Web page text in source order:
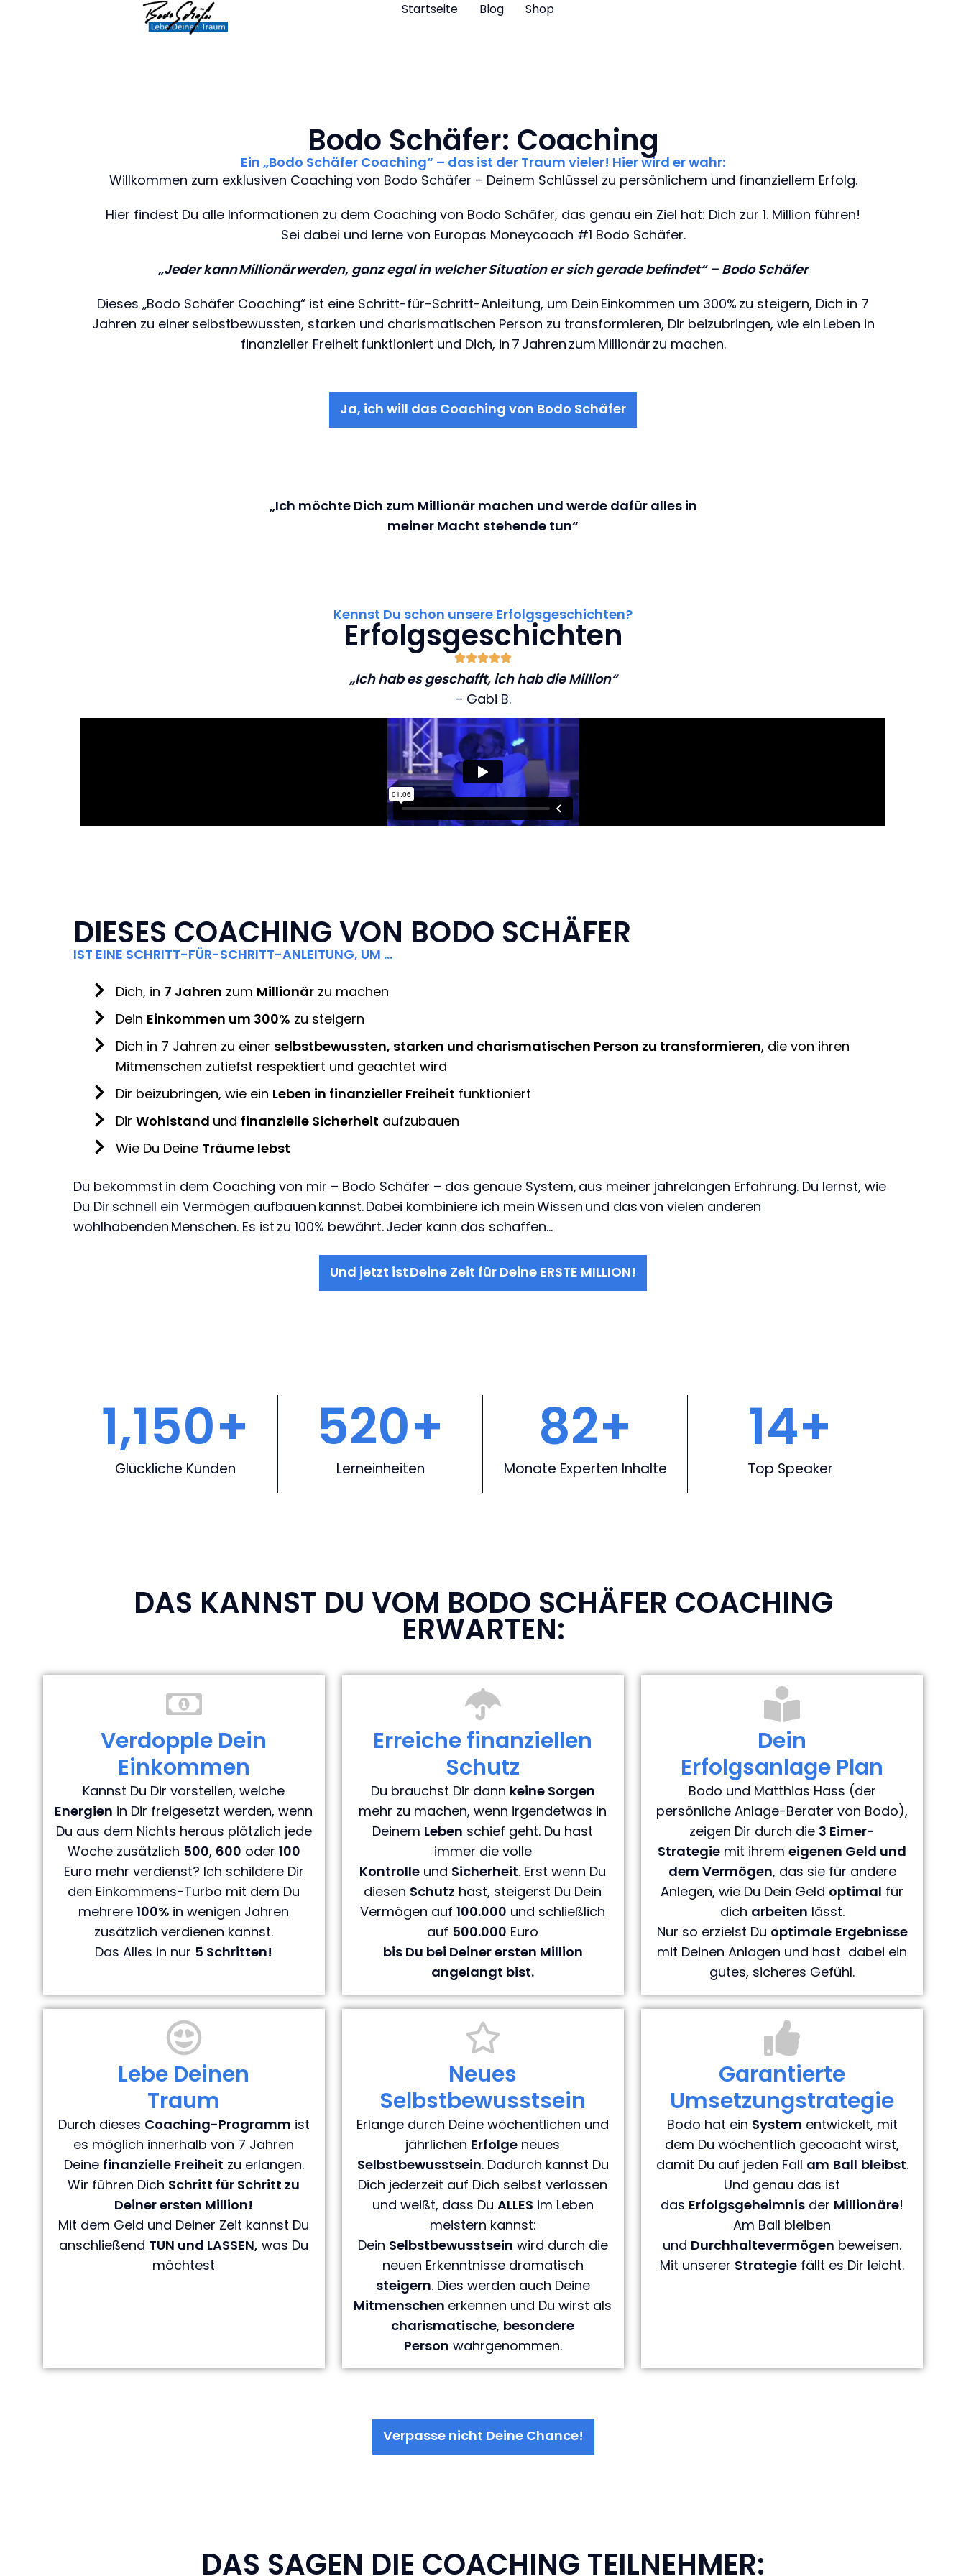
Startseite Blog Shop
Bodo Schäfer: Coaching
Ein „Bodo Schäfer Coaching“ – das ist der Traum vieler! Hier wird er wahr:
Willkommen zum exklusiven Coaching von Bodo Schäfer – Deinem Schlüssel zu persönlichem und finanziellem Erfolg.
Hier findest Du alle Informationen zu dem Coaching von Bodo Schäfer, das genau ein Ziel hat: Dich zur 1. Million führen!
Sei dabei und lerne von Europas Moneycoach #1 Bodo Schäfer.
„Jeder kann Millionär werden, ganz egal in welcher Situation er sich gerade befindet“ – Bodo Schäfer
Dieses „Bodo Schäfer Coaching“ ist eine Schritt-für-Schritt-Anleitung, um Dein Einkommen um 300% zu steigern, Dich in 7
Jahren zu einer selbstbewussten, starken und charismatischen Person zu transformieren, Dir beizubringen, wie ein Leben in
finanzieller Freiheit funktioniert und Dich, in 7 Jahren zum Millionär zu machen.
Ja, ich will das Coaching von Bodo Schäfer
„Ich möchte Dich zum Millionär machen und werde dafür alles in
meiner Macht stehende tun“
Kennst Du schon unsere Erfolgsgeschichten?
Erfolgsgeschichten
„Ich hab es geschafft, ich hab die Million“
– Gabi B.
DIESES COACHING VON BODO SCHÄFER
IST EINE SCHRITT-FÜR-SCHRITT-ANLEITUNG, UM …
Dich, in 7 Jahren zum Millionärzu machen
Dein Einkommen um 300% zu steigern
Dich in 7 Jahren zu einer selbstbewussten, starken und charismatischen Person zu transformieren, die von ihren
Mitmenschen zutiefst respektiert und geachtet wird
Dir beizubringen, wie ein Leben in finanzieller Freiheit funktioniert
Dir Wohlstand und finanzielle Sicherheit aufzubauen
Wie Du Deine Träume lebst
Du bekommst in dem Coaching von mir – Bodo Schäfer – das genaue System, aus meiner jahrelangen Erfahrung. Du lernst, wie
Du Dir schnell ein Vermögen aufbauen kannst. Dabei kombiniere ich mein Wissen und das von vielen anderen
wohlhabenden Menschen. Es ist zu 100% bewährt. Jeder kann das schaffen…
Und jetzt ist Deine Zeit für Deine ERSTE MILLION!
Glückliche Kunden
1,150+
Lerneinheiten
520+
Monate Experten Inhalte
82+
Top Speaker
14+
DAS KANNST DU VOM BODO SCHÄFER COACHING
ERWARTEN:
Verdopple Dein
Einkommen
Kannst Du Dir vorstellen, welche
Energien in Dir freigesetzt werden, wenn
Du aus dem Nichts heraus plötzlich jede
Woche zusätzlich 500, 600 oder 100
Euro mehr verdienst? Ich schildere Dir
den Einkommens-Turbo mit dem Du
mehrere100% in wenigen Jahren
zusätzlich verdienen kannst.
Das Alles in nur 5 Schritten!
Erreiche finanziellen
Schutz
Du brauchst Dir dann keine Sorgen
mehr zu machen, wenn irgendetwas in
Deinem Leben schief geht. Du hast
immer die volle
Kontrolle und Sicherheit. Erst wenn Du
diesen Schutz hast, steigerst Du Dein
Vermögen auf100.000 und schließlich
auf 500.000 Euro
bis Du bei Deiner ersten Million
angelangt bist.
Dein
Erfolgsanlage Plan
Bodo und Matthias Hass (der
persönliche Anlage-Berater von Bodo),
zeigen Dir durch die 3 Eimer-
Strategie mit ihremeigenen Geld und
dem Vermögen, das sie für andere
Anlegen, wie Du Dein Geld optimal für
dich arbeiten lässt.
Nur so erzielst Du optimale Ergebnisse
mit Deinen Anlagen und hast dabei ein
gutes, sicheres Gefühl.
Lebe Deinen
Traum
Durch dieses Coaching-Programm ist
es möglich innerhalb von 7 Jahren
Deine finanzielle Freiheit zu erlangen.
Wir führen Dich Schritt für Schritt zu
Deiner ersten Million!
Mit dem Geld und Deiner Zeit kannst Du
anschließend TUN und LASSEN, was Du
möchtest
Neues
Selbstbewusstsein
Erlange durch Deine wöchentlichen und
jährlichen Erfolge neues
Selbstbewusstsein. Dadurch kannst Du
Dich jederzeit auf Dich selbst verlassen
und weißt, dass Du ALLES im Leben
meistern kannst:
Dein Selbstbewusstsein wird durch die
neuen Erkenntnisse dramatisch
steigern. Dies werden auch Deine
Mitmenschen erkennen und Du wirst als
charismatische, besondere
Person wahrgenommen.
Garantierte
Umsetzungstrategie
Bodo hat ein System entwickelt, mit
dem Du wöchentlich gecoacht wirst,
damit Du auf jeden Fall am Ball bleibst.
Und genau das ist
das Erfolgsgeheimnis der Millionäre!
Am Ball bleiben
und Durchhaltevermögen beweisen.
Mit unserer Strategie fällt es Dir leicht.
Verpasse nicht Deine Chance!
DAS SAGEN DIE COACHING TEILNEHMER: